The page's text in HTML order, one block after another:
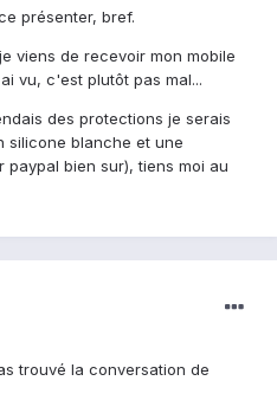
présenter, bref.
viens de recevoir mon mobile
vu, c'est plutôt pas mal...
des protections je serais
silicone blanche et une
bien sur), tiens moi au
trouvé la conversation de